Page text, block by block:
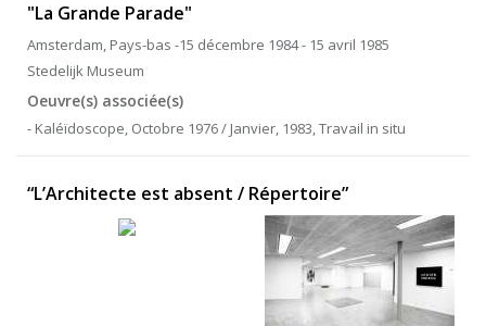
"La Grande Parade"
Amsterdam, Pays-bas -15 décembre 1984 - 15 avril 1985
Stedelijk Museum
Oeuvre(s) associée(s)
- Kaléïdoscope, Octobre 1976 / Janvier, 1983, Travail in situ
“L’Architecte est absent / Répertoire”